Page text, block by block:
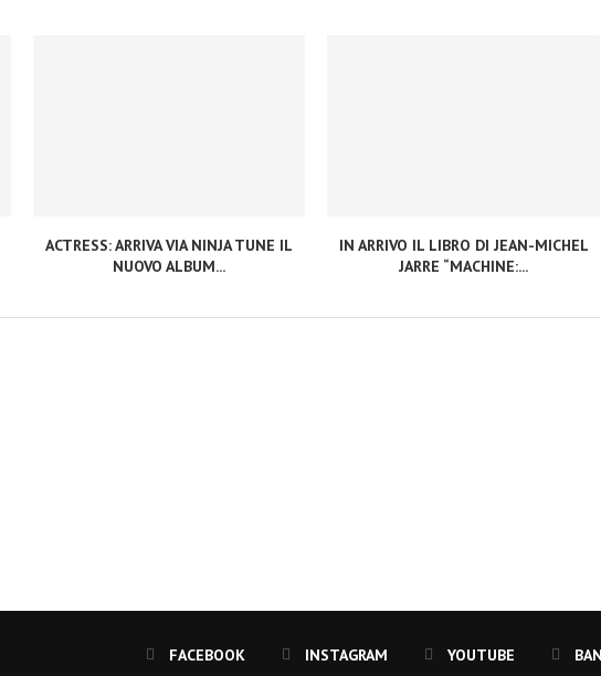
ACTRESS: ARRIVA VIA NINJA TUNE IL
NUOVO ALBUM...
IN ARRIVO IL LIBRO DI JEAN-MICHEL
JARRE “MACHINE:...
FACEBOOK INSTAGRAM YOUTUBE